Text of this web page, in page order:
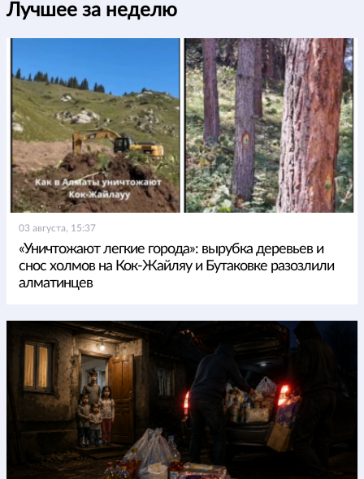
Лучшее за неделю
03 августа, 15:37
«Уничтожают легкие города»: вырубка деревьев и
снос холмов на Кок-Жайляу и Бутаковке разозлили
алматинцев